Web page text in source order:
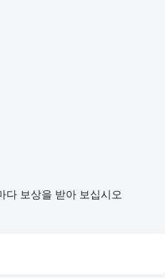
다 보상을 받아 보십시오